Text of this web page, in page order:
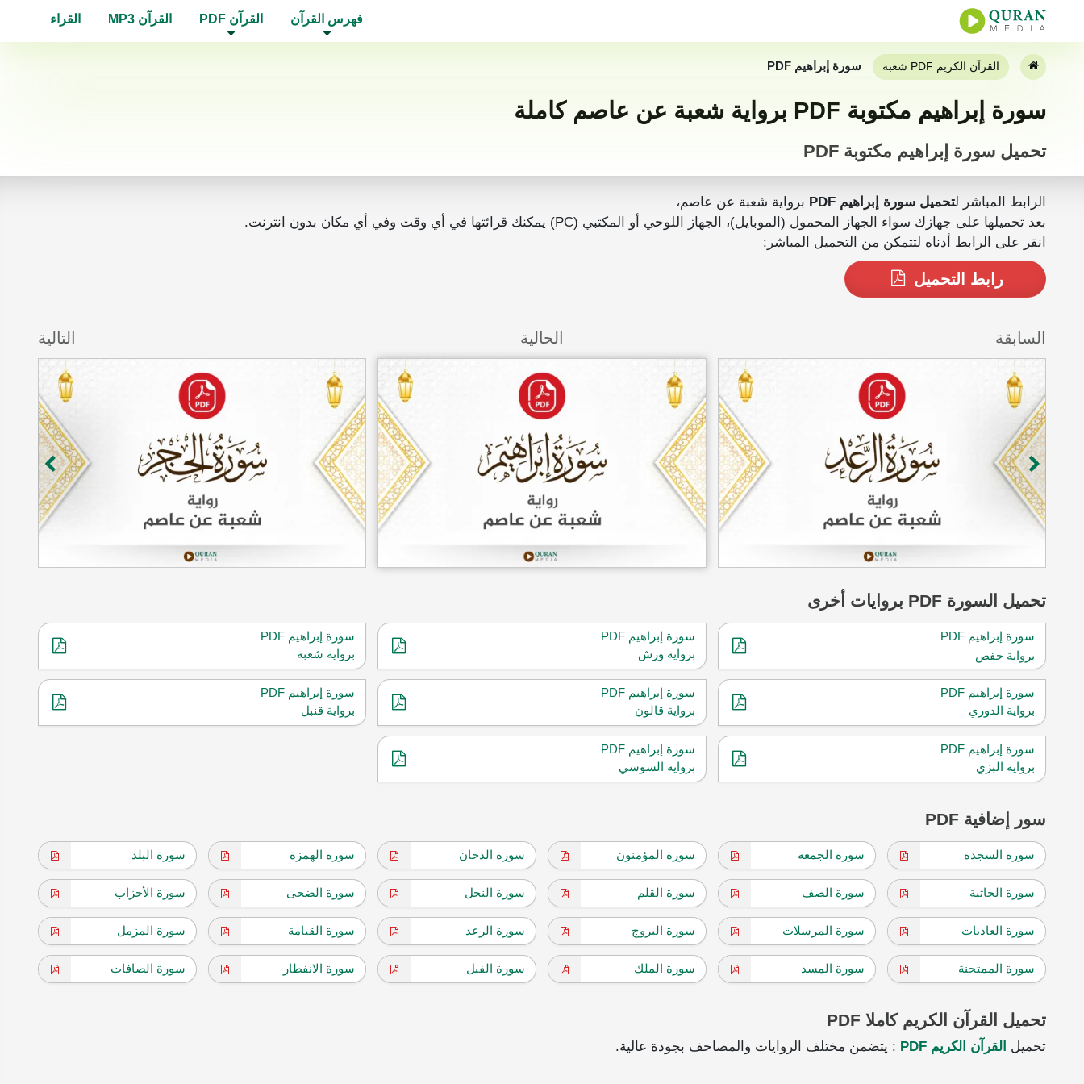
فهرس القرآن القرآن PDF القرآن MP3 القراء
القرآن الكريم PDF شعبة سورة إبراهيم PDF
سورة إبراهيم مكتوبة PDF برواية شعبة عن عاصم كاملة
تحميل سورة إبراهيم مكتوبة PDF
الرابط المباشر لتحميل سورة إبراهيم PDF
برواية شعبة عن عاصم،
بعد تحميلها على جهازك سواء الجهاز المحمول (الموبايل)، الجهاز اللوحي أو المكتبي (PC) يمكنك قرائتها في أي وقت وفي أي مكان بدون انترنت.
انقر على الرابط أدناه لتتمكن من التحميل المباشر:
رابط التحميل
الحالية السابقة التالية
تحميل السورة
سورة إبراهيم PDF
برواية حفص
سورة إبراهيم PDF
برواية ورش
سورة إبراهيم PDF
برواية شعبة
سورة إبراهيم PDF
برواية الدوري
سورة إبراهيم PDF
برواية قالون
سورة إبراهيم PDF
برواية قنبل
سورة إبراهيم PDF
برواية البزي
سورة إبراهيم PDF
برواية السوسي
سور إضافية PDF
سورة السجدة سورة الجمعة سورة المؤمنون سورة الدخان سورة الهمزة سورة البلد
سورة الجاثية سورة الصف سورة القلم سورة النحل سورة الضحى سورة الأحزاب
سورة العاديات سورة المرسلات سورة البروج سورة الرعد سورة القيامة سورة المزمل
سورة الممتحنة سورة المسد سورة الملك سورة الفيل سورة الانفطار سورة الصافات
تحميل القرآن الكريم كاملا PDF
تحميل القرآن الكريم PDF : يتضمن مختلف الروايات والمصاحف بجودة عالية.